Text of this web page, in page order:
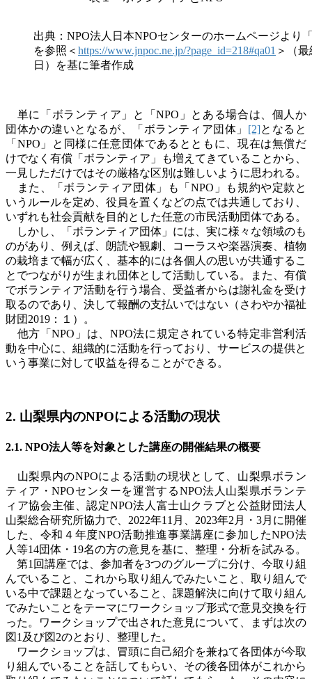
出典：NPO法人日本NPOセンターのホームページより
を参照＜ https://www.jnpoc.ne.jp/?page_id=218#qa01 ＞（
日）を基に筆者作成
単に「ボランティア」と「NPO 」とある場合は、個人か
団体かの違いとなるが、「ボランティア団体」 [2]となると
「 NPO 」と同様に任意団体であるとともに、現在は無償だ
けでなく有償「ボランティア」も増えてきていることから、
一見しただけではその厳格な区別は難しいように思われる。
また、「ボランティア団体」も「 NPO 」も規約や定款と
いうルールを定め、役員を置くなどの点では共通しており、
いずれも社会貢献を目的とした任意の市民活動団体である。
しかし、「ボランティア団体」には、実に様々な領域のも
のがあり、例えば、朗読や観劇、コーラスや楽器演奏、植物
の栽培まで幅が広く、基本的には各個人の思いが共通するこ
とでつながりが生まれ団体として活動している。また、有償
でボランティア活動を行う場合、受益者からは謝礼金を受け
取るのであり、決して報酬の支払いではない（さわやか福祉
財団 2019 ：１）。
他方「NPO 」は、 NPO法に規定されている特定非営利活
動を中心に、組織的に活動を行っており、サービスの提供と
いう事業に対して収益を得ることができる。
2. 山梨県内のNPOによる活動の現状
2.1. NPO法人等を対象とした講座の開催結果の概要
山梨県内のNPOによる活動の現状として、山梨県ボラン
ティア・NPOセンターを運営するNPO法人山梨県ボランテ
ィア協会主催、認定NPO法人富士山クラブと公益財団法人
山梨総合研究所協力で、 2022年11 月、 2023年2 月・ 3月に開催
した、令和４年度NPO活動推進事業講座に参加したNPO法
人等14団体・ 19名の方の意見を基に、整理・分析を試みる。
第1 回講座では、参加者を3つのグループに分け、今取り組
んでいること、これから取り組んでみたいこと、取り組んで
いる中で課題となっていること、課題解決に向けて取り組ん
でみたいことをテーマにワークショップ形式で意見交換を行
った。ワークショップで出された意見について、まずは次の
図 1 及び図 2のとおり、整理した。
ワークショップは、冒頭に自己紹介を兼ねて各団体が今取
り組んでいることを話してもらい、その後各団体がこれから